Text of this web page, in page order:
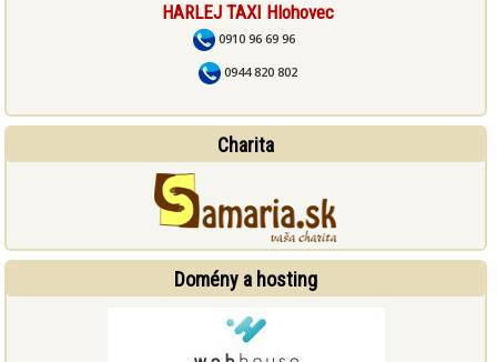
HARLEJ TAXI Hlohovec
0910 96 69 96
0944 820 802
Charita
Domény a hosting